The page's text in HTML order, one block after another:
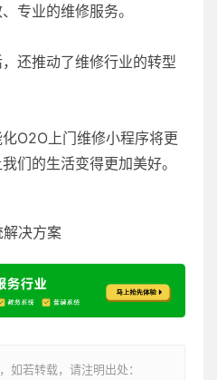
专业的维修服务。
还推动了维修行业的转型
O2O上门维修小程序将更
们的生活变得更加美好。
决方案
如若转载，请注明出处：